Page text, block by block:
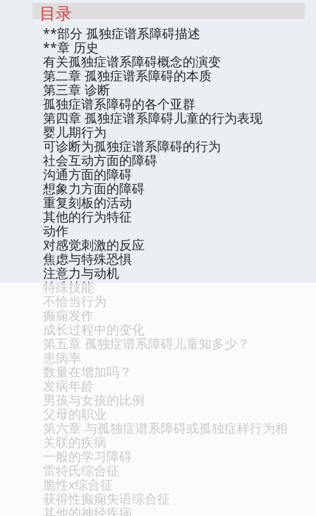
目录
**部分 孤独症谱系障碍描述
**章 历史
有关孤独症谱系障碍概念的演变
第二章 孤独症谱系障碍的本质
第三章 诊断
孤独症谱系障碍的各个亚群
第四章 孤独症谱系障碍儿童的行为表现
婴儿期行为
可诊断为孤独症谱系障碍的行为
社会互动方面的障碍
沟通方面的障碍
想象力方面的障碍
重复刻板的活动
其他的行为特征
动作
对感觉刺激的反应
焦虑与特殊恐惧
注意力与动机
特殊技能
不恰当行为
癫痫发作
成长过程中的变化
第五章 孤独症谱系障碍儿童知多少？
患病率
数量在增加吗？
发病年龄
男孩与女孩的比例
父母的职业
第六章 与孤独症谱系障碍或孤独症样行为相
关联的疾病
一般的学习障碍
雷特氏综合征
脆性x综合征
获得性癫痫失语综合征
其他的神经疾病